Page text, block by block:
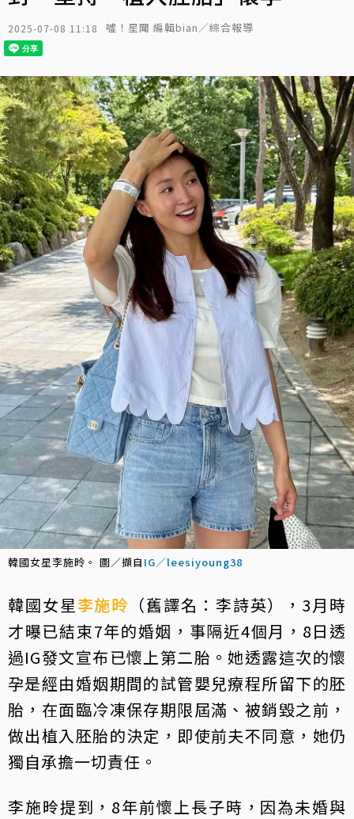
2025-07-08 11:18 噓！星聞 編輯bian／綜合報導
韓國女星李施昤。 圖／擷自 IG／leesiyoung38
韓國女星李施昤 （舊譯名：李詩英），3月時
才曝已結束7年的婚姻，事隔近4個月，8日透
過IG發文宣布已懷上第二胎。她透露這次的懷
孕是經由婚姻期間的試管嬰兒療程所留下的胚
胎，在面臨冷凍保存期限屆滿、被銷毀之前，
做出植入胚胎的決定，即使前夫不同意，她仍
獨自承擔一切責任。
李施昤提到，8年前懷上長子時，因為未婚與